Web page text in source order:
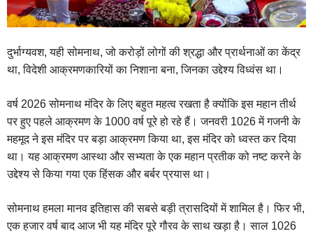
दुर्भाग्यवश, यही सोमनाथ, जो करोड़ों लोगों की श्रद्धा और प्रार्थनाओं का केंद्र
था, विदेशी आक्रमणकारियों का निशाना बना, जिनका उद्देश्य विध्वंस था।
वर्ष 2026 सोमनाथ मंदिर के लिए बहुत महत्व रखता है क्योंकि इस महान तीर्थ
पर हुए पहले आक्रमण के 1000 वर्ष पूरे हो रहे हैं। जनवरी 1026 में गजनी के
महमूद ने इस मंदिर पर बड़ा आक्रमण किया था, इस मंदिर को ध्वस्त कर दिया
था। यह आक्रमण आस्था और सभ्यता के एक महान प्रतीक को नष्ट करने के
उद्देश्य से किया गया एक हिंसक और बर्बर प्रयास था।
सोमनाथ हमला मानव इतिहास की सबसे बड़ी त्रासदियों में शामिल है। फिर भी,
एक हजार वर्ष बाद आज भी यह मंदिर पूरे गौरव के साथ खड़ा है। साल 1026